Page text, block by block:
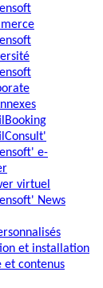
e-
virtuel
News
et installation
et contenus